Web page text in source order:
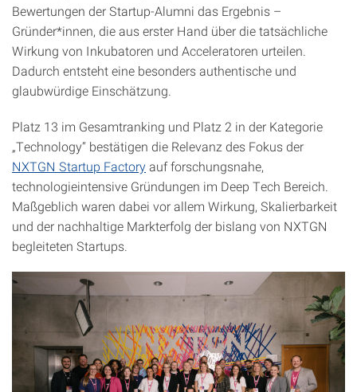
Bewertungen der Startup-Alumni das Ergebnis –
Gründer*innen, die aus erster Hand über die tatsächliche
Wirkung von Inkubatoren und Acceleratoren urteilen.
Dadurch entsteht eine besonders authentische und
glaubwürdige Einschätzung.
Platz 13 im Gesamtranking und Platz 2 in der Kategorie
„Technology“ bestätigen die Relevanz des Fokus der
NXTGN Startup Factoryauf forschungsnahe,
technologieintensive Gründungen im Deep Tech Bereich.
Maßgeblich waren dabei vor allem Wirkung, Skalierbarkeit
und der nachhaltige Markterfolg der bislang von NXTGN
begleiteten Startups.